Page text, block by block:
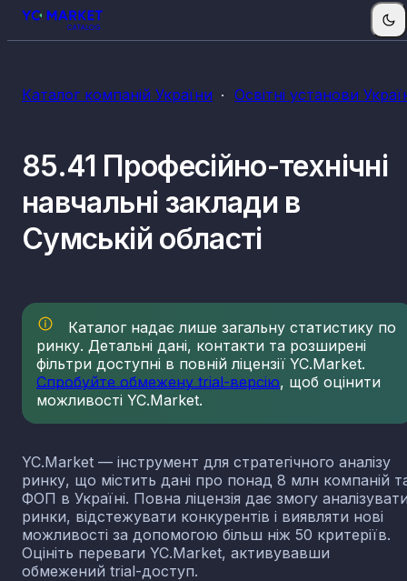
Каталог компаній України Освітні установи
85.41 Професійно-технічні
навчальні заклади в
Сумській області
Каталог надає лише загальну статистику по
ринку. Детальні дані, контакти та розширені
фільтри доступні в повній ліцензії YC.Market.
Спробуйте обмежену trial-версію, щоб оцінити
можливості YC.Market.
YC.Market — інструмент для стратегічного аналізу
ринку, що містить дані про понад 8 млн компаній
ФОП в Україні. Повна ліцензія дає змогу
ринки, відстежувати конкурентів і виявляти нові
можливості за допомогою більш ніж 50 критеріїв.
Оцініть переваги YC.Market, активувавши
обмежений trial-доступ.